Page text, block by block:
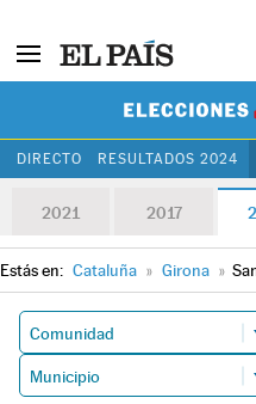
DIRECTO RESULTADOS 2024
2021 2017
Estás en: Cataluña » Girona »